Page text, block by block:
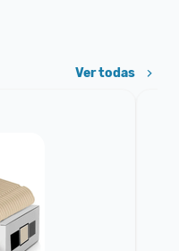
Ver todas